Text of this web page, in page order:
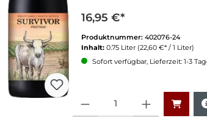
16,95 €*
Produktnummer: 402076-24
Inhalt: 0.75 Liter (22,60 €* / 1 Liter)
Sofort verfügbar, Lieferzeit: 1-3